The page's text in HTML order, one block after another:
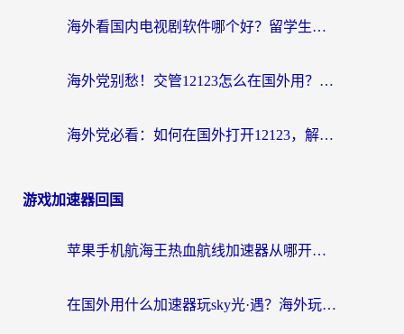
海外看国内电视剧软件哪个好？留学生亲测有效的追剧加速方案
海外党别愁！交管12123怎么在国外用？一篇搞定回国资源访问难题
海外党必看：如何在国外打开12123，解决小程序登录难题
游戏加速器回国
苹果手机航海王热血航线加速器从哪开启？海外玩家国服畅玩全攻略
在国外用什么加速器玩sky光·遇？海外玩家国服畅玩终极指南（附魔兽世界狂暴传奇解决方案）